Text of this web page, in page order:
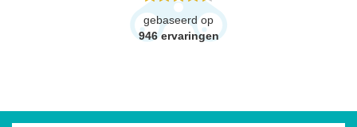
gebaseerd op
946 ervaringen